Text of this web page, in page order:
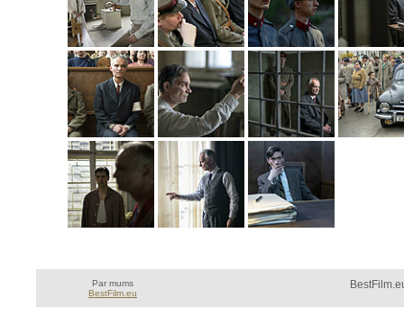
Par mums
BestFilm.eu